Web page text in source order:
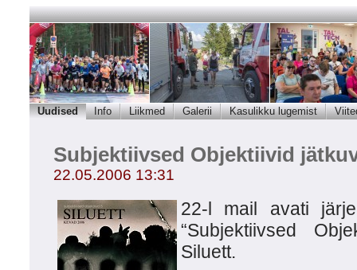
Uudised Info Liikmed Galerii Kasulikku lugemist
Subjektiivsed Objektiivid
22.05.2006 13:31
22-l mail avati
“Subjektiivsed
Siluett.